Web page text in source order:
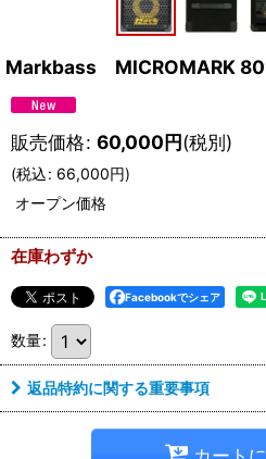
Markbass MICROMARK
販売価格: 60,000円(税別)
(税込: 66,000円)
オープン価格
在庫わずか
Facebookでシェア
数量:
返品特約に関する重要事項